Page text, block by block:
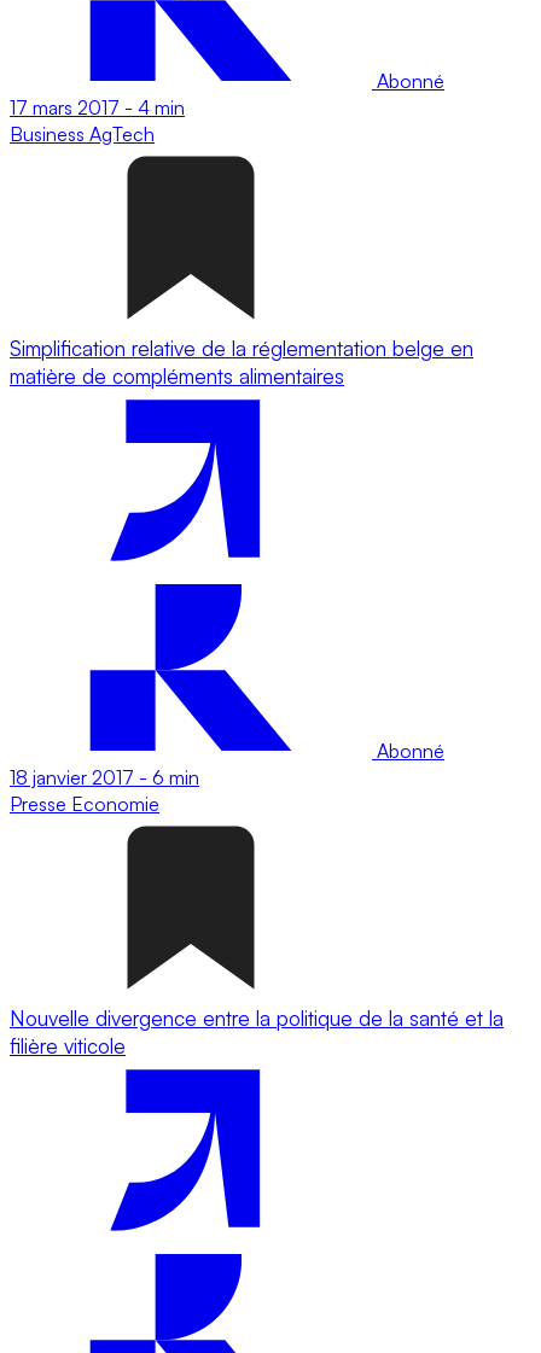
Abonné
17 mars 2017 - 4 min
Business AgTech
Simplification relative de la réglementation belge en
matière de compléments alimentaires
Abonné
18 janvier 2017 - 6 min
Presse Economie
Nouvelle divergence entre la politique de la santé et la
filière viticole